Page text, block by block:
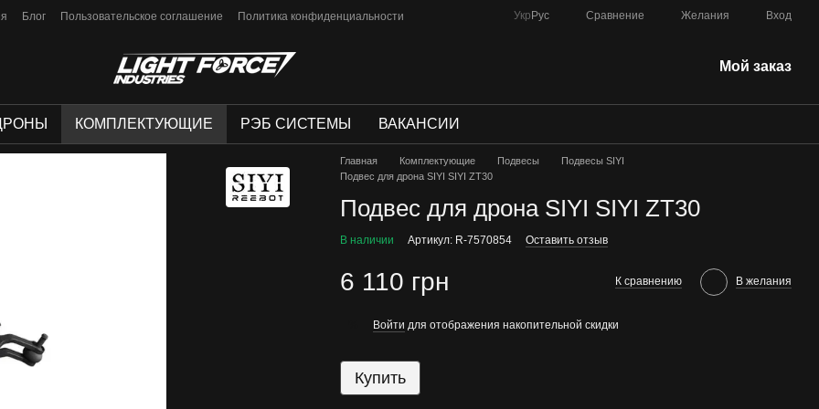
Блог Пользовательское соглашение
Политика конфиденциальности
Укр Рус Сравнение Желания Вход
Мой заказ
КОМПЛЕКТУЮЩИЕ РЭБ СИСТЕМЫ ВАКАНСИИ
Главная Комплектующие Подвесы
Подвесы SIYI
Подвес для дрона SIYI SIYI ZT30
Подвес для дрона SIYI SIYI ZT30
В наличии Артикул: R-7570854 Оставить отзыв
6 110 грн К сравнению В желания
Войти для отображения накопительной скидки
Купить